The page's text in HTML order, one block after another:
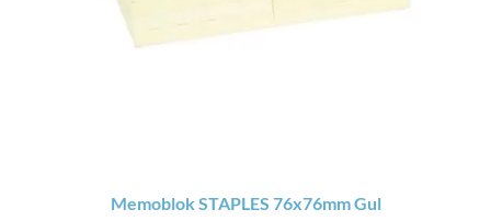
Memoblok STAPLES 76x76mm Gul